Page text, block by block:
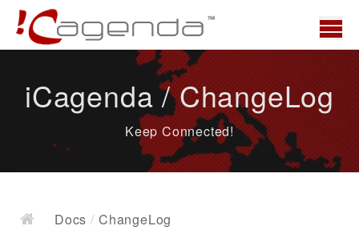
News
Docs
iCagenda / ChangeLog
Keep Connected!
Docs / ChangeLog